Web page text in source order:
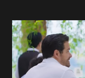
permanecer virgem
ama, o que não é
se aprimorar,
ser a primeira